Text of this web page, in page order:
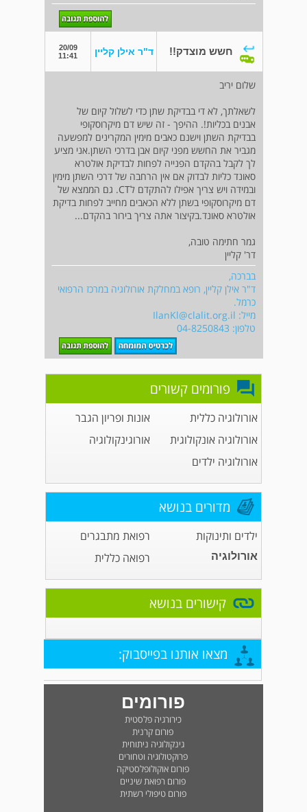
חשש מוצדק!! ד"ר אילן קליין
20/09
11:41
שלום יריב
לשאלתך, לא די בבדיקת שתן כדי לשלול קיום של
אבנים בכליות!. ההיפך - זה שיש דם מיקרוסקופי
בבדיקת השתן וישנם כאבים מימין המקרינים למפשעה
מגביר את החשש מפני קיום אבן בדרכי השתן.אני מציע
לך לקבל בהקדם הפנייה לפחות לבדיקת אולטרא
סאונד כליות לבדוק אם אין הרחבה של דרכי השתן מימין
ובמידה ויש צריך אפילו להתקדם לCT. גם הממצא של
דם מיקרוסקופי בשתן ללא הכאבים מחייב לפחות בדיקת
אולטרא סאונד.בקיצור אתה צריך בירור בהקדם...
גמר חתימה טובה,
דר' קליין
בברכה,
ד"ר אילן קליין, רופא במחלקת אורולוגיה במרכז הרפואי
כרמל.
מייל: IlanKl@clalit.org.il
טלפון: 04-8250843
פורומים קשורים
אורולוגיה כללית
אונות ופריון הגבר
אורולוגיה אונקולוגית
אורוגינקולוגיה
אורולוגיה ילדים
מדורים בנושא
ילדים ותינוקות רפואת מתבגרים
אורולוגיה רפואה כללית
קישורים בנושא
מצאו אותנו בפייסבוק:
פורומים
כירורגיה פלסטית
פורום קרנית
גינקולוגיה ניתוחית
פרוקטולוגיה וטחורים
פורום אוקולופלסטיקה
פורום רפואת שיניים
פורום טיפולי רשתית